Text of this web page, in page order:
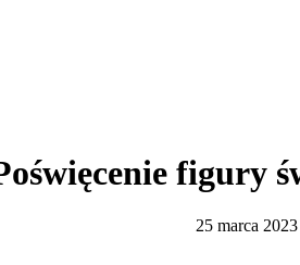
figury
25 marca 2023